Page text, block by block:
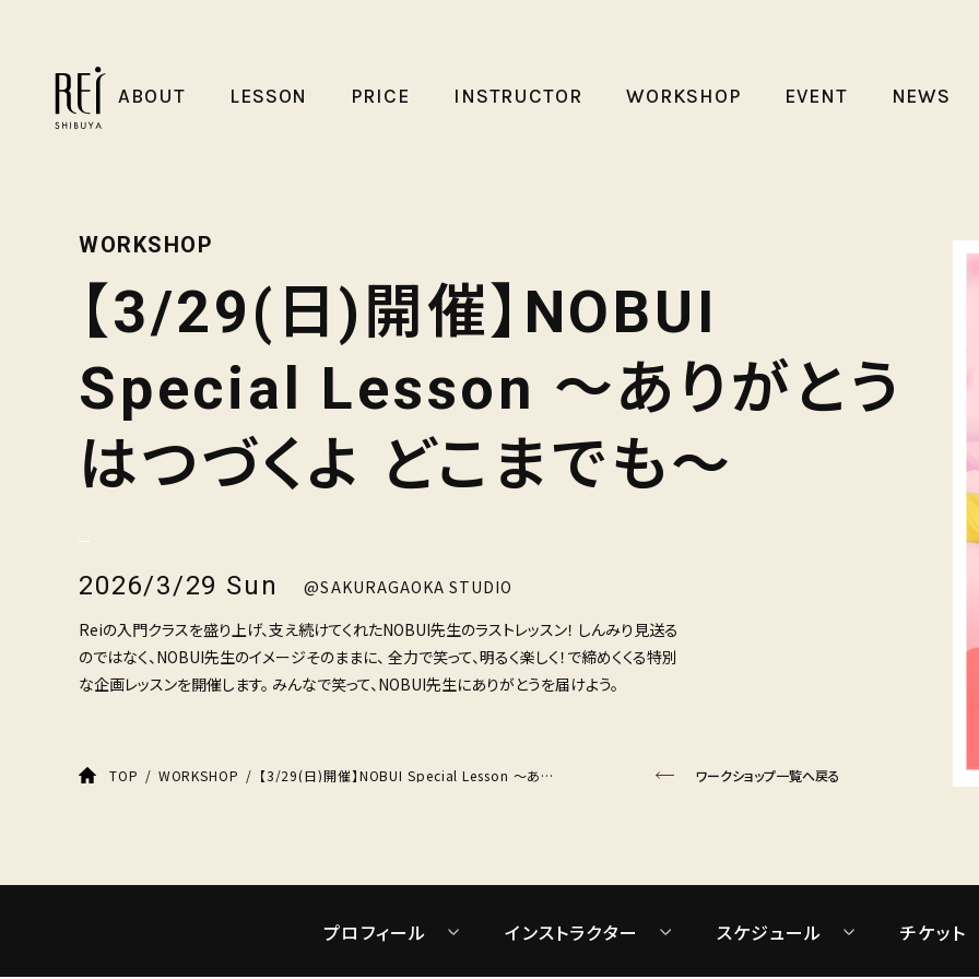
ABOUT LESSON PRICE INSTRUCTOR WORKSHOP EVENT NEWS
WORKSHOP
【3/29(日)開催】NOBUI
Special Lesson ～ありがとう
はつづくよ どこまでも～
2026/3/29 Sun
@SAKURAGAOKA STUDIO
Reiの入門クラスを盛り上げ、支え続けてくれたNOBUI先生のラストレッスン！ しんみり見送る
のではなく、NOBUI先生のイメージそのままに、 全力で笑って、明るく楽しく！で締めくくる特別
な企画レッスンを開催します。 みんなで笑って、NOBUI先生にありがとうを届けよう。
TOP WORKSHOP 【3/29(日)開催】NOBUI Special Lesson ～ありがとうはつづくよ どこまでも～ ワークショップ一覧へ戻る
プロフィール インストラクター スケジュール チケット